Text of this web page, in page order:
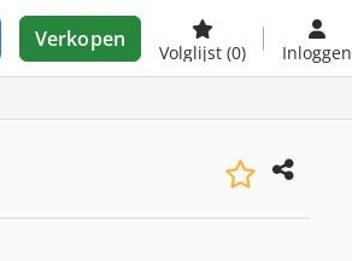
Verkopen
Volglijst (0) Inloggen